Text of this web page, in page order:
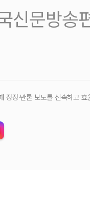
신문방송
정정‧반론 보도를 신속하고